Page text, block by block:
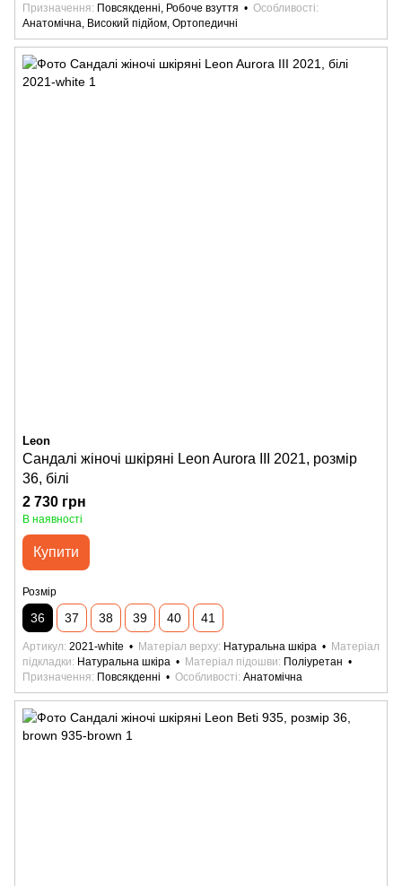
Призначення
Повсякденні, Робоче взуття
Особливості
Анатомічна, Високий підйом, Ортопедичні
Leon
Сандалі жіночі шкіряні Leon Aurora III 2021, розмір
36, білі
2 730 грн
В наявності
Купити
Розмір
36 37 38 39 40 41
Артикул 2021-white Матеріал верху Натуральна шкіра
Матеріал
підкладки
Натуральна шкіра Матеріал підошви
Поліуретан
Призначення
Повсякденні Особливості Анатомічна